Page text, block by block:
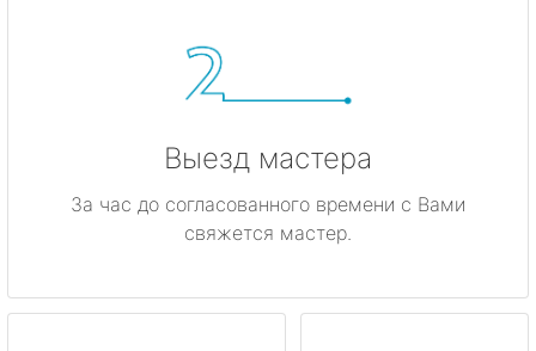
Выезд мастера
За час до согласованного времени с Вами
свяжется мастер.